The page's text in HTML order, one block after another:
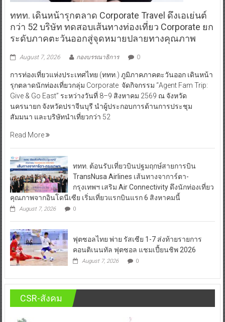
ททท. เดินหน้ารุกตลาด Corporate Travel ดึงเอเย่นต์
กว่า 52 บริษัท ทดสอบเส้นทางท่องเที่ยว Corporate ยก
ระดับภาคตะวันออกสู่จุดหมายปลายทางคุณภาพ
August 7, 2026 กองบรรณาธิการ 0
การท่องเที่ยวแห่งประเทศไทย (ททท.) ภูมิภาคภาคตะวันออก เดินหน้า
รุกตลาดนักท่องเที่ยวกลุ่ม Corporate จัดกิจกรรม “Agent Fam Trip:
Give & Go East” ระหว่างวันที่ 8–9 สิงหาคม 2569 ณ จังหวัด
นครนายก จังหวัดปราจีนบุรี นำผู้ประกอบการด้านการประชุม
สัมมนา และบริษัทนำเที่ยวกว่า 52
Read More
ททท. ต้อนรับเที่ยวบินปฐมฤกษ์สายการบิน
TransNusa Airlines เส้นทางจาการ์ตา-
กรุงเทพฯ เสริม Air Connectivity ดึงนักท่องเที่ยว
คุณภาพจากอินโดนีเซีย เริ่มเที่ยวแรกบินแรก 6 สิงหาคมนี้
August 7, 2026 0
ฟุตซอลไทย พ่าย รัสเซีย 1-7 ส่งท้ายรายการ
คอนติเนนทัล ฟุตซอล แชมเปี้ยนชิพ 2026
August 7, 2026 0
CSR-สังคม